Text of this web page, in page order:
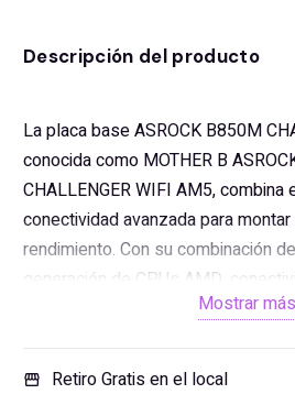
Descripción del producto
La placa base ASROCK B850M
conocida como MOTHER B
CHALLENGER WIFI AM5, combina
conectividad avanzada para
rendimiento. Con su combinación
generación de CPUs AMD,
integrada y opciones de expansión
sólida y preparada para futuros
Mostrar más
storefront Retiro Gratis en el local